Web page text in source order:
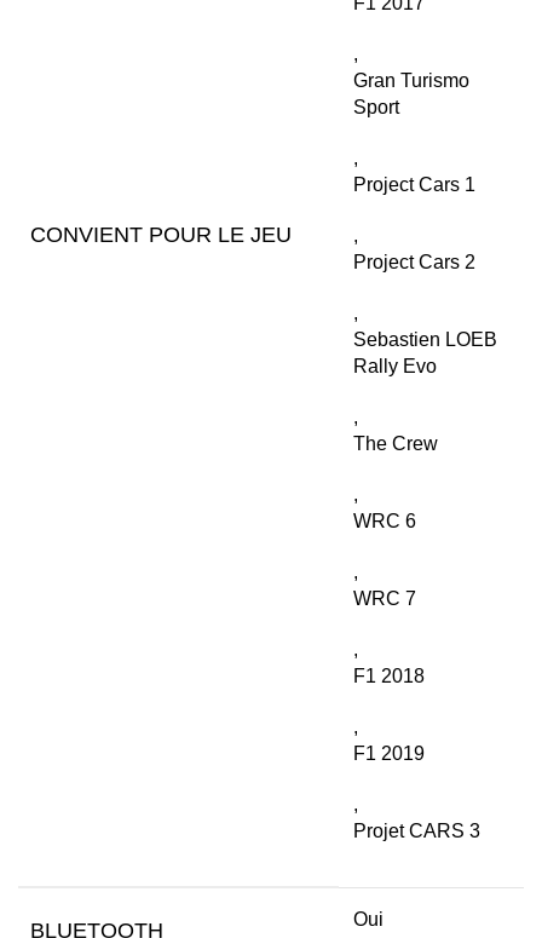
CONVIENT POUR LE JEU
,
Gran Turismo
Sport
,
Project Cars 1
,
Project Cars 2
,
Sebastien LOEB
Rally Evo
,
The Crew
,
WRC 6
,
WRC 7
,
F1 2018
,
F1 2019
,
Projet CARS 3
BLUETOOTH Oui